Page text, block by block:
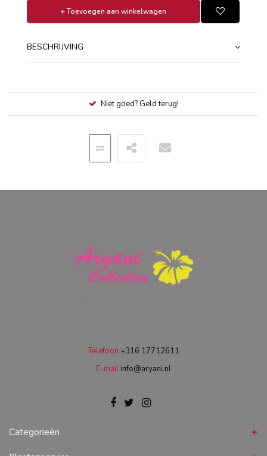
+ Toevoegen aan winkelwagen
BESCHRIJVING
Niet goed? Geld terug!
Telefoon +316 17712611
E-mail info@aryani.nl
Categorieën